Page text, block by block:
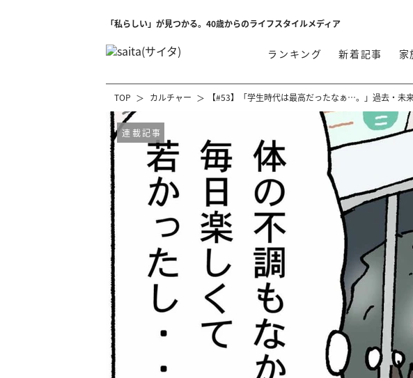
「私らしい」が見つかる。40歳からのライフスタイルメディア
ランキング 新着記事 家
TOP カルチャー 【#53】「学生時代は最高だったなぁ…。」過去・未
連載記事